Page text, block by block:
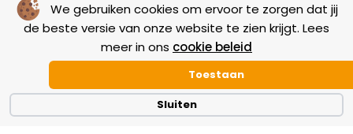
We gebruiken cookies om ervoor te zorgen dat jij
de beste versie van onze website te zien krijgt. Lees
meer in ons cookie beleid
Toestaan
Sluiten